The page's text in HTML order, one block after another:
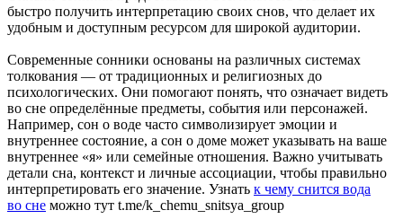
быстро получить интерпретацию своих снов, что делает их
удобным и доступным ресурсом для широкой аудитории.
Современные сонники основаны на различных системах
толкования — от традиционных и религиозных до
психологических. Они помогают понять, что означает видеть
во сне определённые предметы, события или персонажей.
Например, сон о воде часто символизирует эмоции и
внутреннее состояние, а сон о доме может указывать на ваше
внутреннее «я» или семейные отношения. Важно учитывать
детали сна, контекст и личные ассоциации, чтобы правильно
интерпретировать его значение. Узнать к чему снится вода
во сне можно тут t.me/k_chemu_snitsya_group